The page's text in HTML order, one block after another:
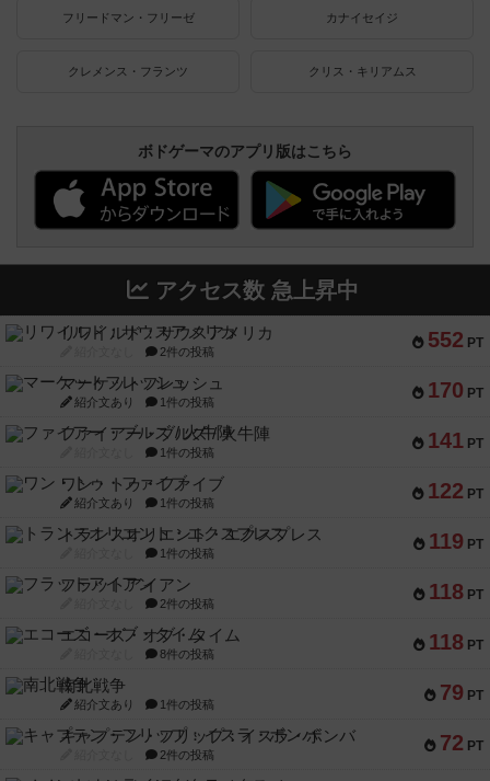
フリードマン・フリーゼ カナイセイジ
クレメンス・フランツ クリス・キリアムス
ボドゲーマのアプリ版はこちら
アクセス数 急上昇中
552 PT
リワイルド：サウスアメリカ
2件の投稿
170 PT
マーケットフレッシュ
紹介文あり 1件の投稿
141 PT
ファイアー・ブルズ / 火牛陣
1件の投稿
122 PT
ワン・トゥ・ファイブ
紹介文あり 1件の投稿
119 PT
トランスオリエント・エクスプレス
1件の投稿
118 PT
フラットアイアン
2件の投稿
118 PT
エコーズ・オブ・タイム
8件の投稿
79 PT
南北戦争
紹介文あり 1件の投稿
72 PT
キャプテン・フリップ：イスラ・ボンバ
2件の投稿